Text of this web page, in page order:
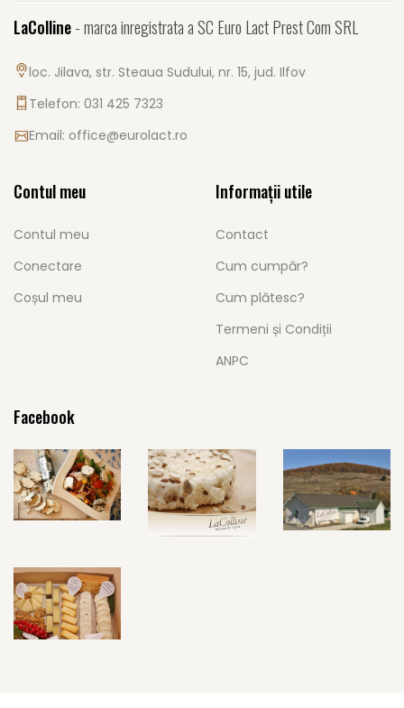
LaColline- marca inregistrata a SC Euro Lact Prest Com SRL
loc. Jilava, str. Steaua Sudului, nr. 15, jud. Ilfov
Telefon: 031 425 7323
Email: office@eurolact.ro
Contul meu
Contul meu
Conectare
Coșul meu
Informații utile
Contact
Cum cumpăr?
Cum plătesc?
Termeni și Condiții
ANPC
Facebook